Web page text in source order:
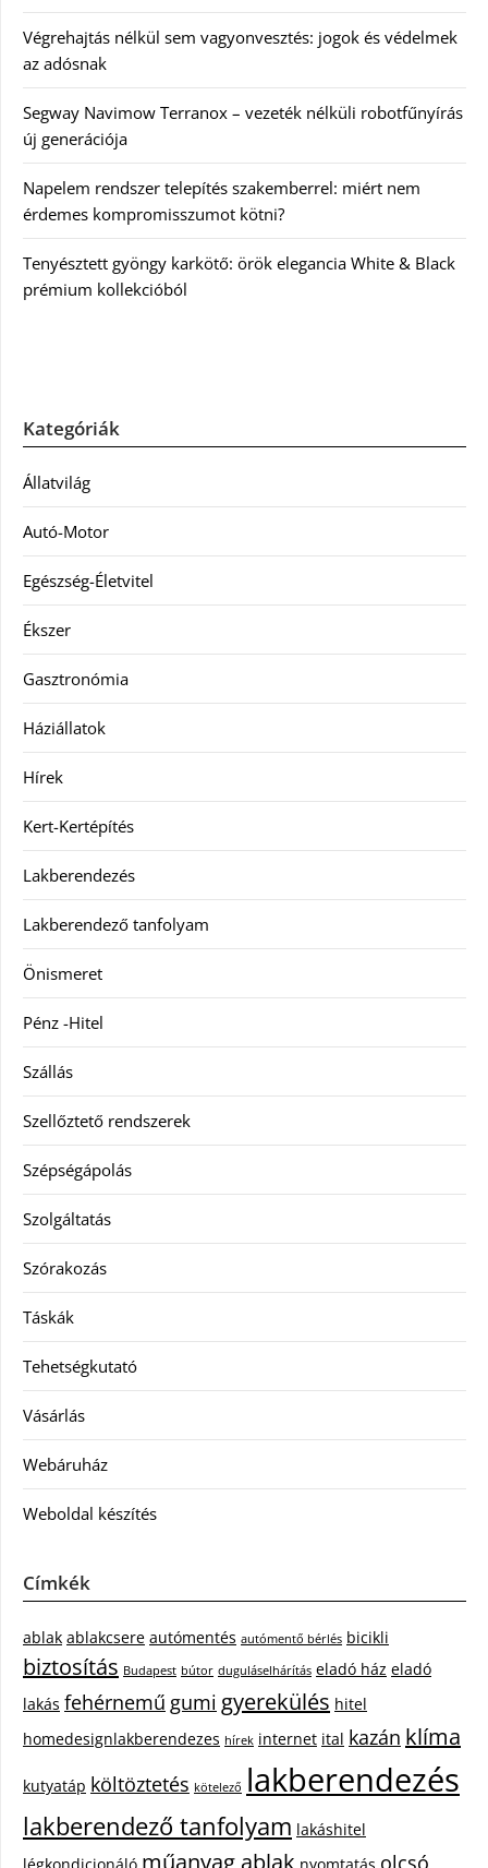
Végrehajtás nélkül sem vagyonvesztés: jogok és védelmek
az adósnak
Segway Navimow Terranox – vezeték nélküli robotfűnyírás
új generációja
Napelem rendszer telepítés szakemberrel: miért nem
érdemes kompromisszumot kötni?
Tenyésztett gyöngy karkötő: örök elegancia White & Black
prémium kollekcióból
Kategóriák
Állatvilág
Autó-Motor
Egészség-Életvitel
Ékszer
Gasztronómia
Háziállatok
Hírek
Kert-Kertépítés
Lakberendezés
Lakberendező tanfolyam
Önismeret
Pénz -Hitel
Szállás
Szellőztető rendszerek
Szépségápolás
Szolgáltatás
Szórakozás
Táskák
Tehetségkutató
Vásárlás
Webáruház
Weboldal készítés
Címkék
ablak ablakcsere autómentés autómentő bérlés bicikli
biztosítás Budapest bútor duguláselhárítás eladó ház eladó
lakás fehérnemű gumi gyerekülés hitel
homedesignlakberendezes hírek internet ital kazán klíma
kutyatáp költöztetés kötelező lakberendezés
lakberendező tanfolyam lakáshitel
műanyag ablak olcsó